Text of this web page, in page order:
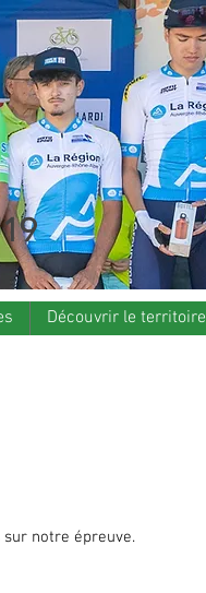
Découvrir le territoire
sur notre épreuve.